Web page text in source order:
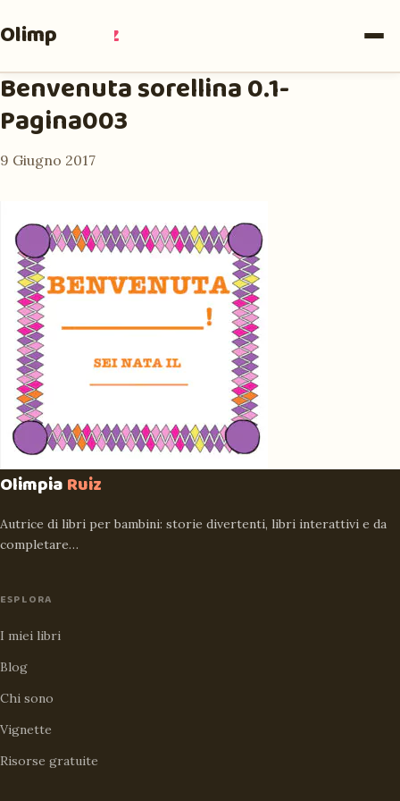
Olimpia Ruiz
Benvenuta sorellina 0.1-
Pagina003
9 Giugno 2017
OlimpiaRuiz
Autrice di libri per bambini: storie divertenti, libri interattivi e da
completare…
ESPLORA
I miei libri
Blog
Chi sono
Vignette
Risorse gratuite